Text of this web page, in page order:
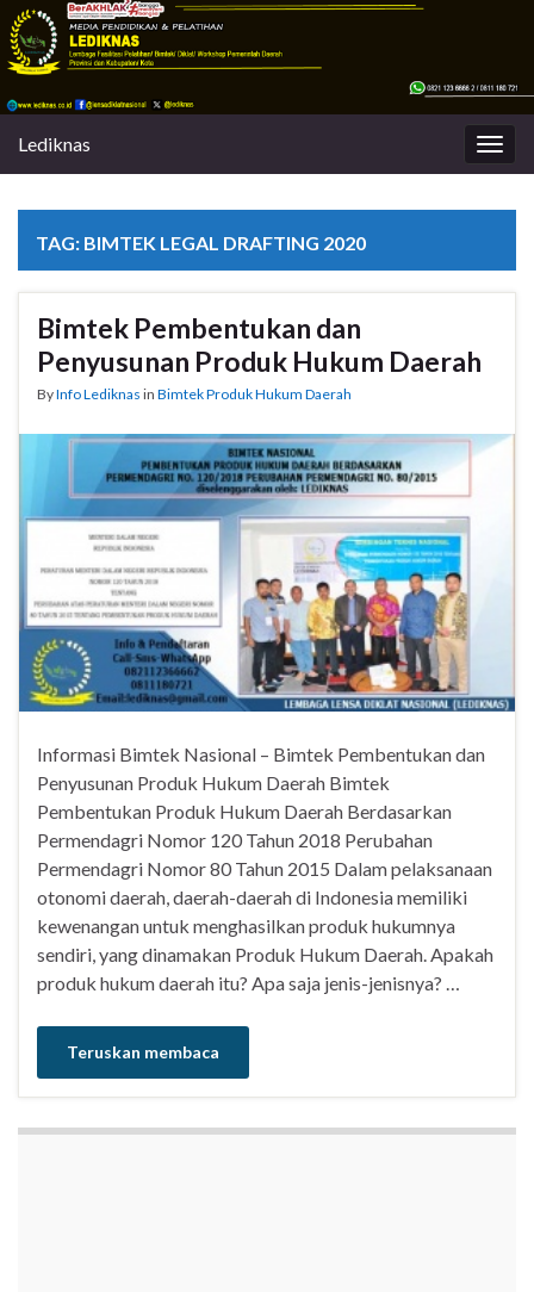
Lediknas
TAG: BIMTEK LEGAL DRAFTING 2020
Bimtek Pembentukan dan
Penyusunan Produk Hukum Daerah
ByInfo Lediknas in Bimtek Produk Hukum Daerah
Informasi Bimtek Nasional – Bimtek Pembentukan dan
Penyusunan Produk Hukum Daerah Bimtek
Pembentukan Produk Hukum Daerah Berdasarkan
Permendagri Nomor 120 Tahun 2018 Perubahan
Permendagri Nomor 80 Tahun 2015 Dalam pelaksanaan
otonomi daerah, daerah-daerah di Indonesia memiliki
kewenangan untuk menghasilkan produk hukumnya
sendiri, yang dinamakan Produk Hukum Daerah. Apakah
produk hukum daerah itu? Apa saja jenis-jenisnya? …
Teruskan membaca